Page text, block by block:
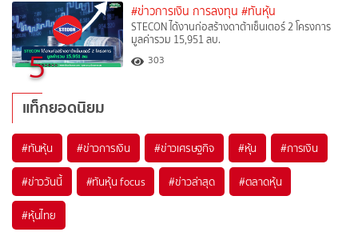
5
#ข่าวการเงิน การลงทุน #ทันหุ้น
STECON ได้งานก่อสร้างดาต้าเซ็นเตอร์ 2 โครงการ
มูลค่ารวม 15,951 ลบ.
303
แท็กยอดนิยม
#ทันหุ้น #ข่าวการเงิน #ข่าวเศรษฐกิจ #หุ้น #การเงิน
#ข่าววันนี้ #ทันหุ้น focus #ข่าวล่าสุด #ตลาดหุ้น
#หุ้นไทย